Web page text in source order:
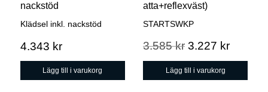
nackstöd
Klädsel inkl. nackstöd
4.343 kr
Lägg till i varukorg
atta+reflexväst)
STARTSWKP
3.585kr Det
ursprungliga
priset
3.227 krDet
Lägg till i varukorg